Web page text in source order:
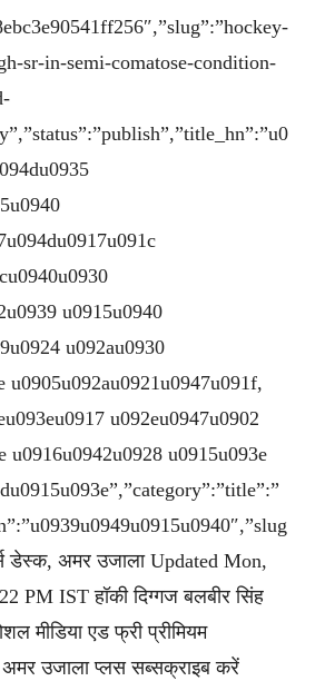
sr-in-semi-comatose-condition-
u0915u0940
u092au0930
u0905u092au0921u0947u091f,
u092eu0947u0902
u0916u0942u0928 u0915u093e
डेस्क, अमर उजाला Updated Mon,
PM IST हॉकी दिग्गज बलबीर सिंह
मीडिया एड फ्री प्रीमियम
उजाला प्लस सब्सक्राइब करें